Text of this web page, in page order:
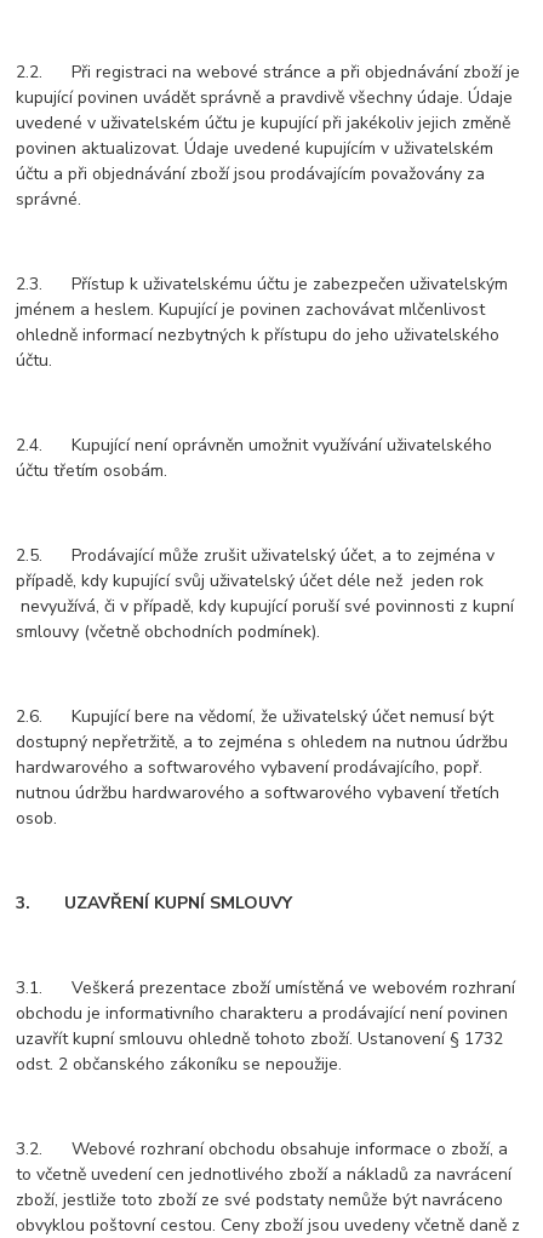
2.2. Při registraci na webové stránce a při objednávání zboží je
kupující povinen uvádět správně a pravdivě všechny údaje. Údaje
uvedené v uživatelském účtu je kupující při jakékoliv jejich změně
povinen aktualizovat. Údaje uvedené kupujícím v uživatelském
účtu a při objednávání zboží jsou prodávajícím považovány za
správné.
2.3. Přístup k uživatelskému účtu je zabezpečen uživatelským
jménem a heslem. Kupující je povinen zachovávat mlčenlivost
ohledně informací nezbytných k přístupu do jeho uživatelského
účtu.
2.4. Kupující není oprávněn umožnit využívání uživatelského
účtu třetím osobám.
2.5. Prodávající může zrušit uživatelský účet, a to zejména v
případě, kdy kupující svůj uživatelský účet déle než jeden rok
nevyužívá, či v případě, kdy kupující poruší své povinnosti z kupní
smlouvy (včetně obchodních podmínek).
2.6. Kupující bere na vědomí, že uživatelský účet nemusí být
dostupný nepřetržitě, a to zejména s ohledem na nutnou údržbu
hardwarového a softwarového vybavení prodávajícího, popř.
nutnou údržbu hardwarového a softwarového vybavení třetích
osob.
3. UZAVŘENÍ KUPNÍ SMLOUVY
3.1. Veškerá prezentace zboží umístěná ve webovém rozhraní
obchodu je informativního charakteru a prodávající není povinen
uzavřít kupní smlouvu ohledně tohoto zboží. Ustanovení § 1732
odst. 2 občanského zákoníku se nepoužije.
3.2. Webové rozhraní obchodu obsahuje informace o zboží, a
to včetně uvedení cen jednotlivého zboží a nákladů za navrácení
zboží, jestliže toto zboží ze své podstaty nemůže být navráceno
obvyklou poštovní cestou. Ceny zboží jsou uvedeny včetně daně z